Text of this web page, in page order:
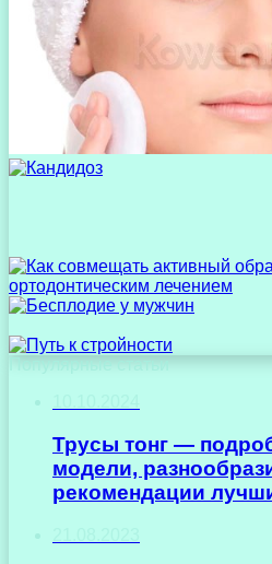
Трусы тонг —
модели,
рекомендации